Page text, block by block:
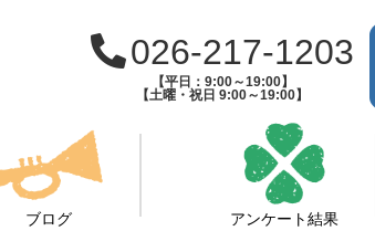
026-217-1203
【平日：9:00～19:00】
【土曜・祝日 9:00～19:00】
ブログ アンケート結果